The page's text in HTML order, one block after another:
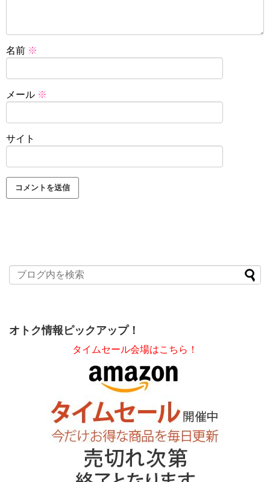
名前 ※
メール ※
サイト
オトク情報ピックアップ！
タイムセール会場はこちら！